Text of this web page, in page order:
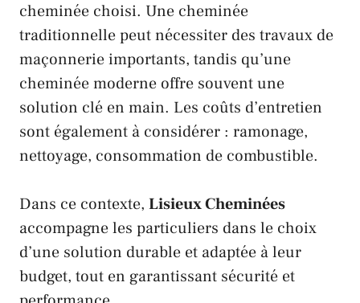
cheminée choisi. Une cheminée
traditionnelle peut nécessiter des travaux de
maçonnerie importants, tandis qu’une
cheminée moderne offre souvent une
solution clé en main. Les coûts d’entretien
sont également à considérer : ramonage,
nettoyage, consommation de combustible.
Dans ce contexte, Lisieux Cheminées
accompagne les particuliers dans le choix
d’une solution durable et adaptée à leur
budget, tout en garantissant sécurité et